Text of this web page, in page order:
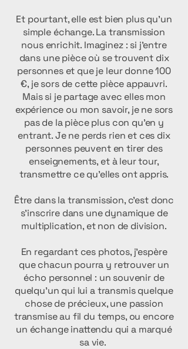
Et pourtant, elle est bien plus qu’un
simple échange. La transmission
nous enrichit. Imaginez : si j’entre
dans une pièce où se trouvent dix
personnes et que je leur donne 100
€, je sors de cette pièce appauvri.
Mais si je partage avec elles mon
expérience ou mon savoir, je ne sors
pas de la pièce plus con qu’en y
entrant. Je ne perds rien et ces dix
personnes peuvent en tirer des
enseignements, et à leur tour,
transmettre ce qu’elles ont appris.
Être dans la transmission, c’est donc
s’inscrire dans une dynamique de
multiplication, et non de division.
En regardant ces photos, j’espère
que chacun pourra y retrouver un
écho personnel : un souvenir de
quelqu’un qui lui a transmis quelque
chose de précieux, une passion
transmise au fil du temps, ou encore
un échange inattendu qui a marqué
sa vie.